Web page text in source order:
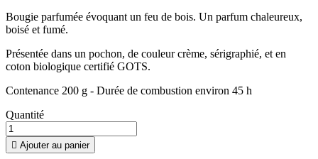
Bougie parfumée évoquant un feu de bois. Un parfum chaleureux,
boisé et fumé.
Présentée dans un pochon, de couleur crème, sérigraphié, et en
coton biologique certifié GOTS.
Contenance 200 g - Durée de combustion environ 45 h
Quantité
 Ajouter au panier